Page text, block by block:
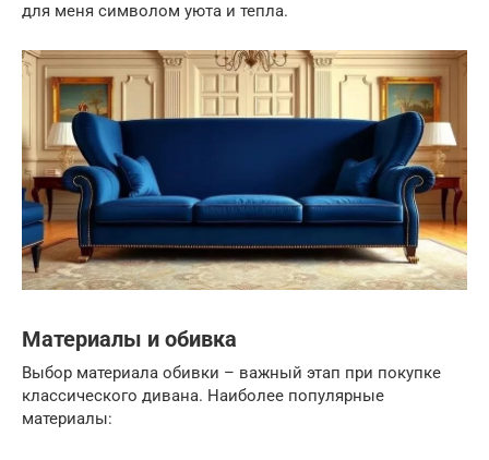
для меня символом уюта и тепла.
Материалы и обивка
Выбор материала обивки – важный этап при покупке
классического дивана. Наиболее популярные
материалы: